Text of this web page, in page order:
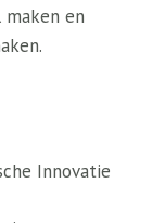
maken en
Innovatie